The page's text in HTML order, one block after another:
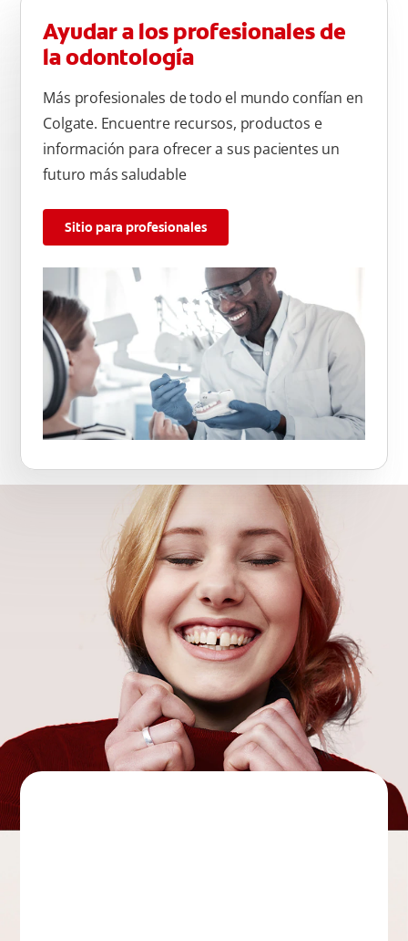
Ayudar a los profesionales de
la odontología
Más profesionales de todo el mundo confían en
Colgate. Encuentre recursos, productos e
información para ofrecer a sus pacientes un
futuro más saludable
Sitio para profesionales